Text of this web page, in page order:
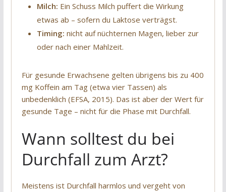
Milch: Ein Schuss Milch puffert die Wirkung
etwas ab – sofern du Laktose verträgst.
Timing: nicht auf nüchternen Magen, lieber zur
oder nach einer Mahlzeit.
Für gesunde Erwachsene gelten übrigens bis zu 400
mg Koffein am Tag (etwa vier Tassen) als
unbedenklich (EFSA, 2015). Das ist aber der Wert für
gesunde Tage – nicht für die Phase mit Durchfall.
Wann solltest du bei
Durchfall zum Arzt?
Meistens ist Durchfall harmlos und vergeht von